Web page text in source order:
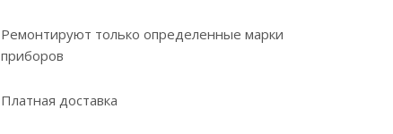
Ремонтируют только определенные марки
приборов
Платная доставка